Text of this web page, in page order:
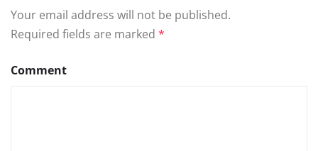
Your email address will not be published.
Required fields are marked *
Comment